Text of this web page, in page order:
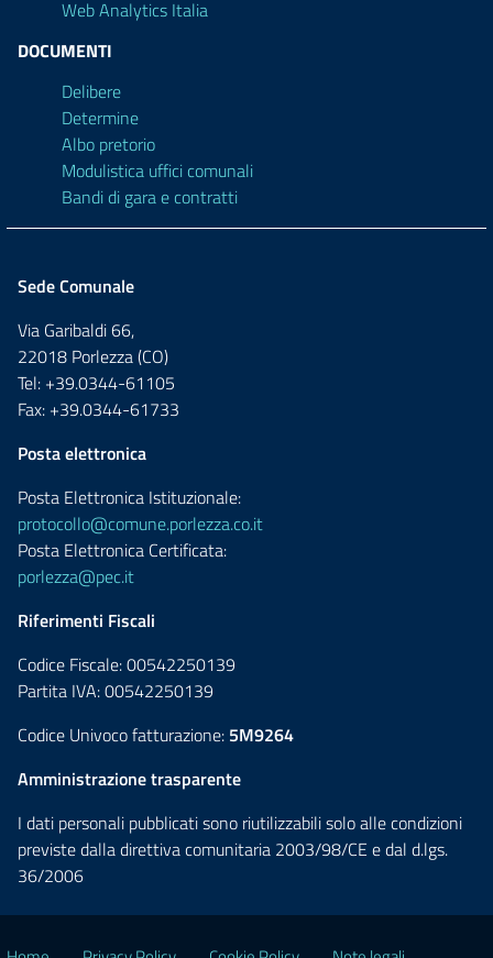
Web Analytics Italia
DOCUMENTI
Delibere
Determine
Albo pretorio
Modulistica uffici comunali
Bandi di gara e contratti
Sede Comunale
Via Garibaldi 66,
22018 Porlezza (CO)
Tel: +39.0344-61105
Fax: +39.0344-61733
Posta elettronica
Posta Elettronica Istituzionale:
protocollo@comune.porlezza.co.it
Posta Elettronica Certificata:
porlezza@pec.it
Riferimenti Fiscali
Codice Fiscale: 00542250139
Partita IVA: 00542250139
Codice Univoco fatturazione: 5M9264
Amministrazione trasparente
I dati personali pubblicati sono riutilizzabili solo alle condizioni
previste dalla direttiva comunitaria 2003/98/CE e dal d.lgs.
36/2006